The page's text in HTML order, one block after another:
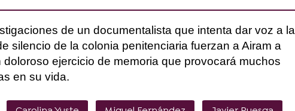
de un documentalista que intenta dar voz a la
silencio de la colonia penitenciaria fuerzan a Airam a
doloroso ejercicio de memoria que provocará muchos
en su vida.